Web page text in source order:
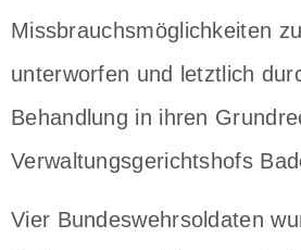
Missbrauchsmöglichkeiten
unterworfen und letztlich
Behandlung in ihren
Verwaltungsgerichtshofs
Vier Bundeswehrsoldaten